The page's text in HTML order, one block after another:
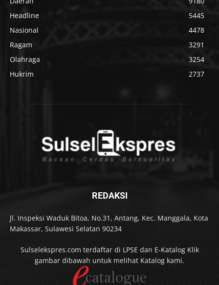
Headline
5445
Nasional
4478
Ragam
3291
Olahraga
3254
Hukrim
2737
REDAKSI
Jl. Inspeksi Waduk Bitoa, No.31, Antang, Kec. Manggala, Kota
Makassar, Sulawesi Selatan 90234
Sulselekspres.com terdaftar di LPSE dan E-Katalog Klik
gambar dibawah untuk melihat Katalog kami.